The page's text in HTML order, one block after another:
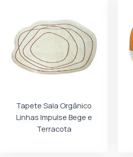
Tapete Sala Orgânico
Linhas Impulse Bege e
Terracota